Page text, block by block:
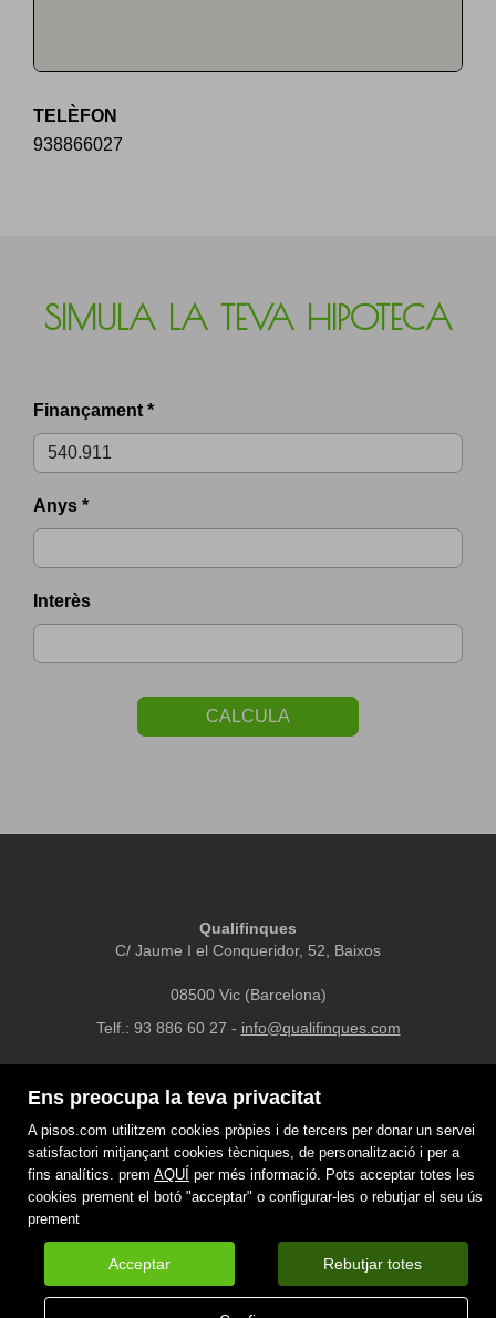
Ens preocupa la teva privacitat
A pisos.com utilitzem cookies pròpies i de tercers per donar un servei
satisfactori mitjançant cookies tècniques, de personalització i per a
fins analítics. prem AQUÍ per més informació. Pots acceptar totes les
cookies prement el botó "acceptar" o configurar-les o rebutjar el seu ús
prement
Acceptar Rebutjar totes
TELÈFON
938866027
SIMULA LA TEVA HIPOTECA
Finançament *
Anys *
Interès
CALCULA
Qualifinques
C/ Jaume I el Conqueridor, 52, Baixos
08500 Vic (Barcelona)
Telf.: 93 886 60 27 - info@qualifinques.com
POLÍTICA DE COOKIES